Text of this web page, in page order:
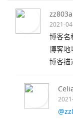
2021-
博客
博客
博客描